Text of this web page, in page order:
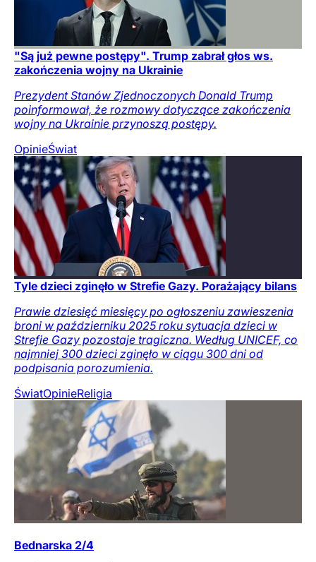
"Są już pewne postępy". Trump zabrał głos ws.
zakończenia wojny na Ukrainie
Prezydent Stanów Zjednoczonych Donald Trump
poinformował, że rozmowy dotyczące zakończenia
wojny na Ukrainie przynoszą postępy.
OpinieŚwiat
Tyle dzieci zginęło w Strefie Gazy. Porażający bilans
Prawie dziesięć miesięcy po ogłoszeniu zawieszenia
broni w październiku 2025 roku sytuacja dzieci w
Strefie Gazy pozostaje tragiczna. Według UNICEF, co
najmniej 300 dzieci zginęło w ciągu 300 dni od
podpisania porozumienia.
ŚwiatOpinieReligia
Bednarska 2/4